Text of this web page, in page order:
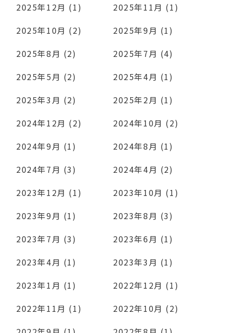
2025年12月 (1)
2025年11月 (1)
2025年10月 (2)
2025年9月 (1)
2025年8月 (2)
2025年7月 (4)
2025年5月 (2)
2025年4月 (1)
2025年3月 (2)
2025年2月 (1)
2024年12月 (2)
2024年10月 (2)
2024年9月 (1)
2024年8月 (1)
2024年7月 (3)
2024年4月 (2)
2023年12月 (1)
2023年10月 (1)
2023年9月 (1)
2023年8月 (3)
2023年7月 (3)
2023年6月 (1)
2023年4月 (1)
2023年3月 (1)
2023年1月 (1)
2022年12月 (1)
2022年11月 (1)
2022年10月 (2)